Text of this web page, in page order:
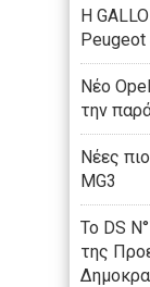
Η
Peugeot
Νέο
την
Νέες
MG3
Το DS
της